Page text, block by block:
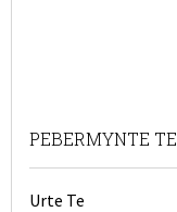
PEBERMYNTE TE
Urte Te